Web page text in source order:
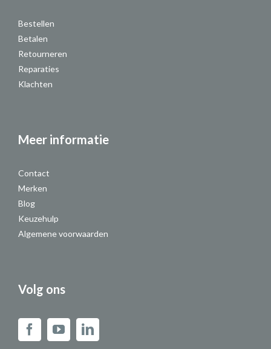
Bestellen
Betalen
Retourneren
Reparaties
Klachten
Meer informatie
Contact
Merken
Blog
Keuzehulp
Algemene voorwaarden
Volg ons